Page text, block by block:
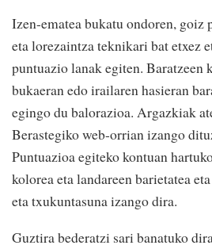
Izen-ematea bukatu ondoren, goiz
eta lorezaintza teknikari bat etxez
puntuazio lanak egiten. Baratzeen
bukaeran edo irailaren hasieran
egingo du balorazioa. Argazkiak
Berastegiko web-orrian izango
Puntuazioa egiteko kontuan
kolorea eta landareen barietatea
eta txukuntasuna izango dira.
Guztira bederatzi sari banatuko